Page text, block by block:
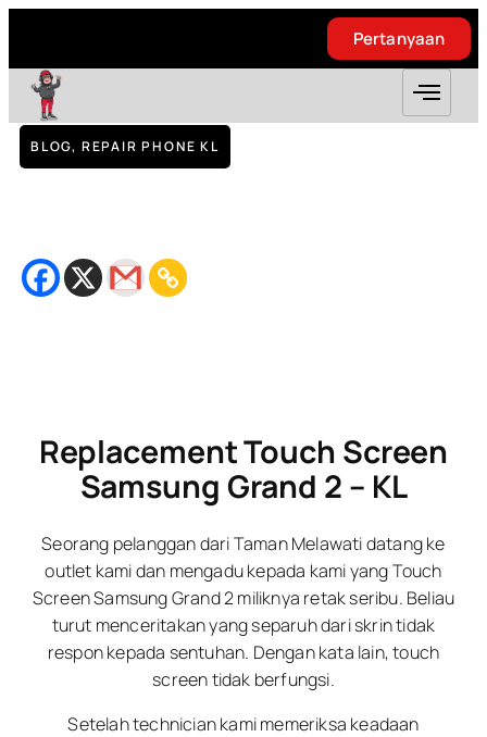
Pertanyaan
BLOG, REPAIR PHONE KL
Replacement Touch Screen
Samsung Grand 2 – KL
Seorang pelanggan dari Taman Melawati datang ke
outlet kami dan mengadu kepada kami yang Touch
Screen Samsung Grand 2 miliknya retak seribu. Beliau
turut menceritakan yang separuh dari skrin tidak
respon kepada sentuhan. Dengan kata lain, touch
screen tidak berfungsi.
Setelah technician kami memeriksa keadaan